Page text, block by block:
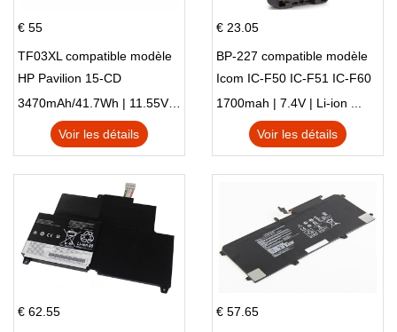
€ 55
TF03XL compatible modèle
HP Pavilion 15-CD
3470mAh/41.7Wh | 11.55V | Li-ion ...
Voir les détails
€ 23.05
BP-227 compatible modèle
Icom IC-F50 IC-F51 IC-F60
IC-F61 IC-M87
1700mah | 7.4V | Li-ion ...
Voir les détails
€ 62.55
€ 57.65